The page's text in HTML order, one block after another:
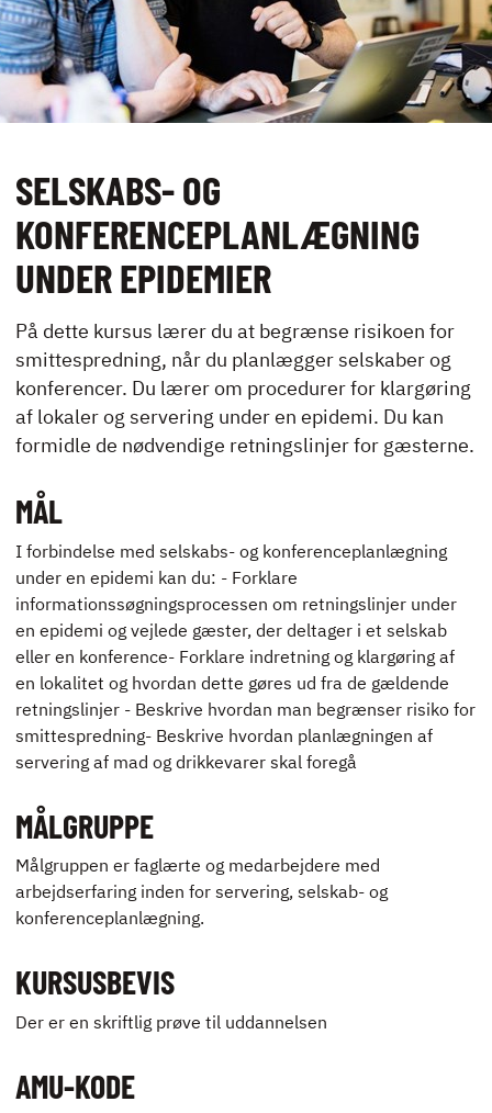
EVENTS
VIRKSOMHEDS­
KONTAKT
NYHEDER
JOBBØRS
FOR VIRKSOMHEDER
ELEVINTRA (LOGIN)
SELSKABS- OG
KONFERENCEPLANLÆGNING
UNDER EPIDEMIER
På dette kursus lærer du at begrænse risikoen for
smittespredning, når du planlægger selskaber og
konferencer. Du lærer om procedurer for klargøring
af lokaler og servering under en epidemi. Du kan
formidle de nødvendige retningslinjer for gæsterne.
MÅL
I forbindelse med selskabs- og konferenceplanlægning
under en epidemi kan du: - Forklare
informationssøgningsprocessen om retningslinjer under
en epidemi og vejlede gæster, der deltager i et selskab
eller en konference- Forklare indretning og klargøring af
en lokalitet og hvordan dette gøres ud fra de gældende
retningslinjer - Beskrive hvordan man begrænser risiko for
smittespredning- Beskrive hvordan planlægningen af
servering af mad og drikkevarer skal foregå
MÅLGRUPPE
Målgruppen er faglærte og medarbejdere med
arbejdserfaring inden for servering, selskab- og
konferenceplanlægning.
KURSUSBEVIS
Der er en skriftlig prøve til uddannelsen
AMU-KODE